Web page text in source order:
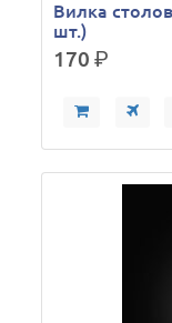
Вилка
шт.)
170р.